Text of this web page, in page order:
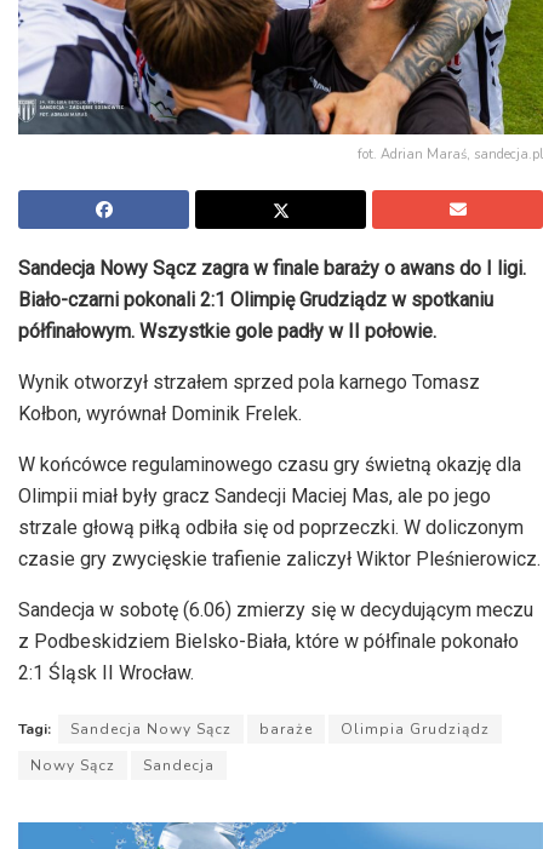
fot. Adrian Maraś, sandecja.pl
Sandecja Nowy Sącz zagra w finale baraży o awans do I ligi.
Biało-czarni pokonali 2:1 Olimpię Grudziądz w spotkaniu
półfinałowym. Wszystkie gole padły w II połowie.
Wynik otworzył strzałem sprzed pola karnego Tomasz
Kołbon, wyrównał Dominik Frelek.
W końcówce regulaminowego czasu gry świetną okazję dla
Olimpii miał były gracz Sandecji Maciej Mas, ale po jego
strzale głową piłką odbiła się od poprzeczki. W doliczonym
czasie gry zwycięskie trafienie zaliczył Wiktor Pleśnierowicz.
Sandecja w sobotę (6.06) zmierzy się w decydującym meczu
z Podbeskidziem Bielsko-Biała, które w półfinale pokonało
2:1 Śląsk II Wrocław.
Tagi: Sandecja Nowy Sącz baraże
Olimpia Grudziądz
Nowy Sącz
Sandecja